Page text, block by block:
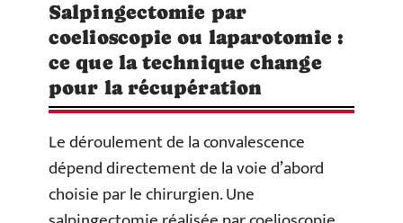
Salpingectomie par
coelioscopie ou laparotomie :
ce que la technique change
pour la récupération
Le déroulement de la convalescence
dépend directement de la voie d’abord
choisie par le chirurgien. Une